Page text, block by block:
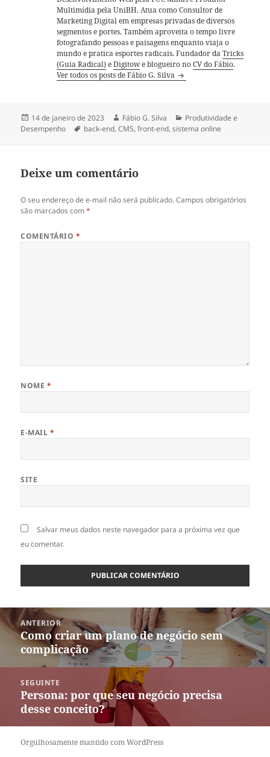
Multimídia pela UniBH. Atua como Consultor de
Marketing Digital em empresas privadas de diversos
segmentos e portes. Também aproveita o tempo livre
fotografando pessoas e paisagens enquanto viaja o
mundo e pratica esportes radicais. Fundador daTricks
(Guia Radical)eDigitowe blogueiro noCV do Fábio.
Ver todos os posts de Fábio G. Silva
Publicado
em
14 de janeiro de 2023 Autor
Fábio G. Silva Categorias
Produtividade e
Desempenho
Tags
back-end,CMS,front-end,sistema online
Deixe um comentário
O seu endereço de e-mail não será publicado. Campos obrigatórios
são marcados com*
COMENTÁRIO *
NOME *
E-MAIL *
SITE
Salvar meus dados neste navegador para a próxima vez que
eu comentar.
Navegação
de
ANTERIOR
Post
anterior:
Como criar um plano de negócio sem
complicação
SEGUINTE
Próximo
post:
Persona: por que seu negócio precisa
desse conceito?
Orgulhosamente mantido com WordPress